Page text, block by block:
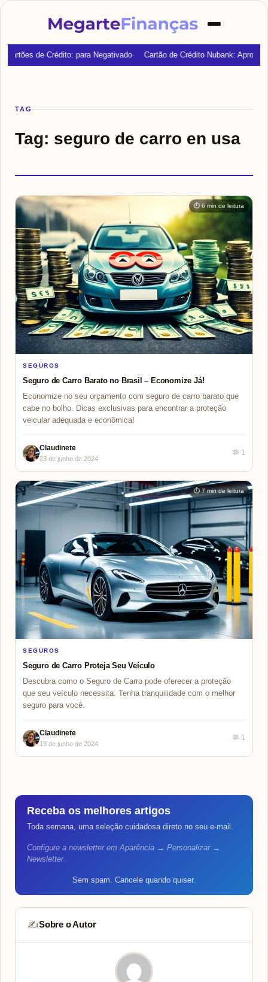
Cartões de Crédito: para Negativado Cartão de Crédito Nubank:
TAG
Tag: seguro de carro en usa
⏱ 6 min de leitura
SEGUROS
Seguro de Carro Barato no Brasil – Economize Já!
Economize no seu orçamento com seguro de carro barato que
cabe no bolho. Dicas exclusivas para encontrar a proteção
veicular adequada e econômica!
Claudinete
23 de junho de 2024
💬 1
⏱ 7 min de leitura
SEGUROS
Seguro de Carro Proteja Seu Veículo
Descubra como o Seguro de Carro pode oferecer a proteção
que seu veículo necessita. Tenha tranquilidade com o melhor
seguro para você.
Claudinete
19 de junho de 2024
💬 1
Receba os melhores artigos
Toda semana, uma seleção cuidadosa direto no seu e-mail.
Configure a newsletter em Aparência → Personalizar →
Newsletter.
Sem spam. Cancele quando quiser.
✍️Sobre o Autor